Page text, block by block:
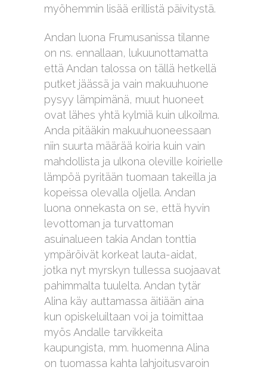
myöhemmin lisää erillistä päivitystä.
Andan luona Frumusanissa tilanne
on ns. ennallaan, lukuunottamatta
että Andan talossa on tällä hetkellä
putket jäässä ja vain makuuhuone
pysyy lämpimänä, muut huoneet
ovat lähes yhtä kylmiä kuin ulkoilma.
Anda pitääkin makuuhuoneessaan
niin suurta määrää koiria kuin vain
mahdollista ja ulkona oleville koirielle
lämpöä pyritään tuomaan takeilla ja
kopeissa olevalla oljella. Andan
luona onnekasta on se, että hyvin
levottoman ja turvattoman
asuinalueen takia Andan tonttia
ympäröivät korkeat lauta-aidat,
jotka nyt myrskyn tullessa suojaavat
pahimmalta tuulelta. Andan tytär
Alina käy auttamassa äitiään aina
kun opiskeluiltaan voi ja toimittaa
myös Andalle tarvikkeita
kaupungista, mm. huomenna Alina
on tuomassa kahta lahjoitusvaroin